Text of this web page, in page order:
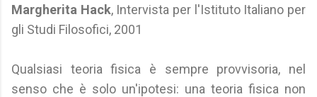
Margherita Hack, Intervista per l'Istituto Italiano per
gli Studi Filosofici, 2001
Qualsiasi teoria fisica è sempre provvisoria, nel
senso che è solo un'ipotesi: una teoria fisica non